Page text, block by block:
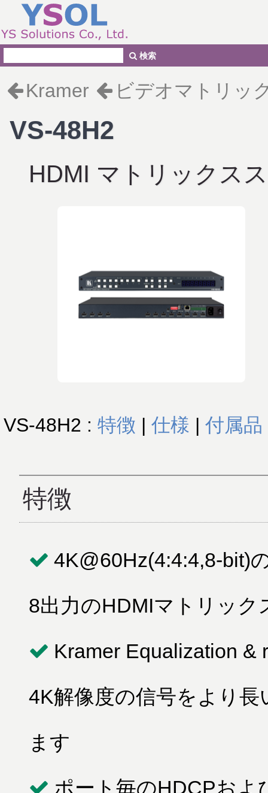
Kramer ビデオマトリッ
VS-48H2
HDMI マトリックス
VS-48H2 : 特徴 | 仕様 | 付属品
特徴
4K@60Hz(4:4:4,8-bit)
8出力のHDMIマトリック
Kramer Equalization &
4K解像度の信号をより
ます
ポート毎のHDCPおよ
検索